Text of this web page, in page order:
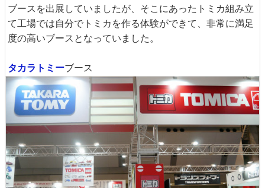
ブースを出展していましたが、そこにあったトミカ組み立
て工場では自分でトミカを作る体験ができて、非常に満足
度の高いブースとなっていました。
タカラトミーブース